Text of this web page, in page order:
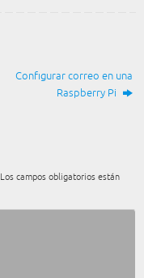
Configurar correo en una
Raspberry Pi
Los campos obligatorios están